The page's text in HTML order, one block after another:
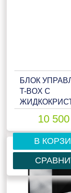
БЛОК
T-BOX С
10
В